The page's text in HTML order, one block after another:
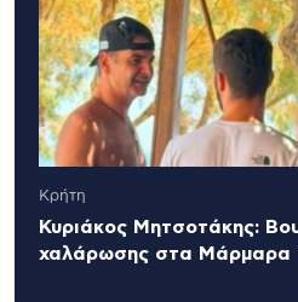
Κρήτη
Κυριάκος Μητσοτάκης:
χαλάρωσης στα Μάρμαρα